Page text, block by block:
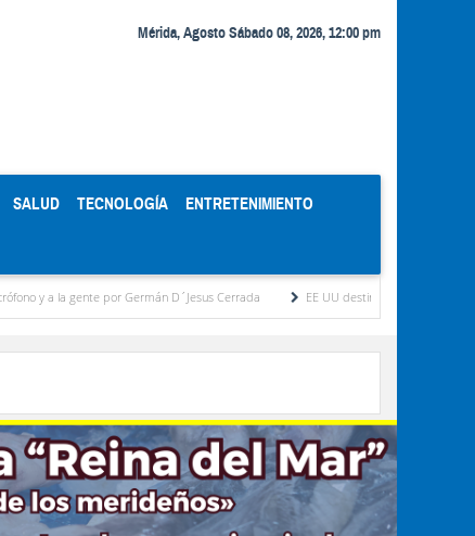
Mérida, Agosto Sábado 08, 2026, 12:00 pm
SALUD TECNOLOGÍA ENTRETENIMIENTO
gente por Germán D´Jesus Cerrada EE UU destinará 1.000 millones de